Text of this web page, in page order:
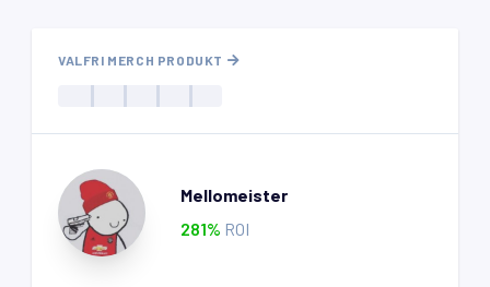
VALFRI MERCH PRODUKT
Mellomeister
281% ROI